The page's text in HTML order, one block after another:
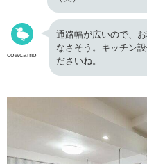
cowcamo
通路幅が広いので、
なさそう。キッチン
ださいね。